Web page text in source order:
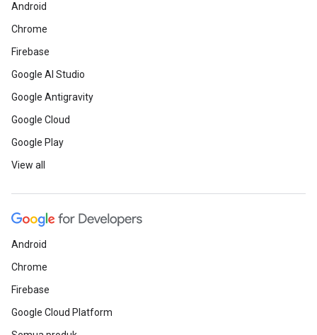
Android
Chrome
Firebase
Google AI Studio
Google Antigravity
Google Cloud
Google Play
View all
Android
Chrome
Firebase
Google Cloud Platform